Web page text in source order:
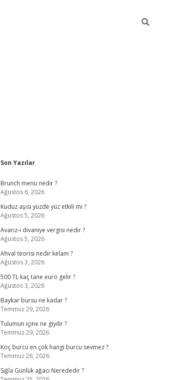
Sidebar
Son Yazılar
Brunch menü nedir ?
Ağustos 6, 2026
Kuduz aşısı yüzde yüz etkili mi ?
Ağustos 5, 2026
Avarız-i divaniye vergisi nedir ?
Ağustos 5, 2026
Ahval teorisi nedir kelam ?
Ağustos 3, 2026
500 TL kaç tane euro gelir ?
Ağustos 3, 2026
Baykar bursu ne kadar ?
Temmuz 29, 2026
Tulumun içine ne giyilir ?
Temmuz 29, 2026
Koç burcu en çok hangi burcu sevmez ?
Temmuz 26, 2026
Sığla Günlük ağacı Nerededir ?